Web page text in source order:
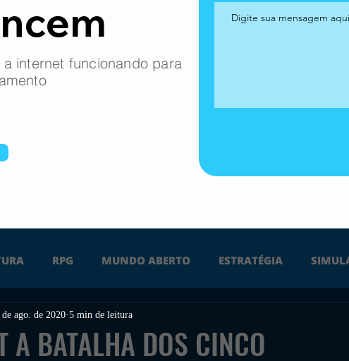
internet funcionando para
RPG MUNDO ABERTO ESTRATÉGIA
PC PS4 PS5
A BATALHA DOS CINCO
de ago. de 2020 5 min de leitura